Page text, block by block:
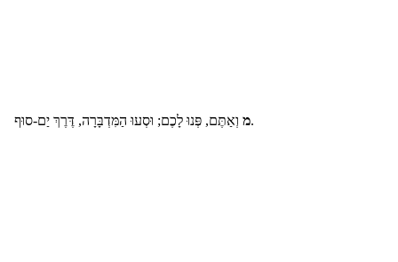
מוְאַתֶּם, פְּנוּ לָכֶם; וּסְעוּ הַמִּדְבָּרָה, דֶּרֶךְ יַם-סוּף.